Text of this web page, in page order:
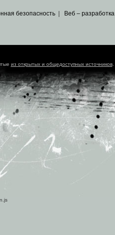
безопасность
Веб – разработка
из открытых и общедоступных источников.